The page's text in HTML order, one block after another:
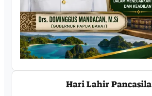
Hari Lahir Pancasila